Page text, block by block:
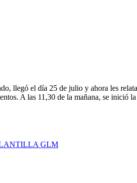
llegó el día 25 de julio y ahora les
A las 11,30 de la mañana, se inició
GLM